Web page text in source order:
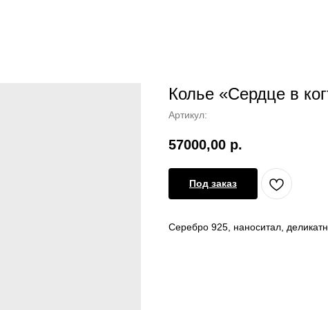
Колье «Сердце в
Артикул:
57000,00 р.
Под заказ
Серебро 925, наноситал,